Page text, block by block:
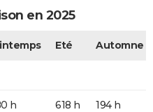
en 2025
Eté Automne
h 618 h 194 h